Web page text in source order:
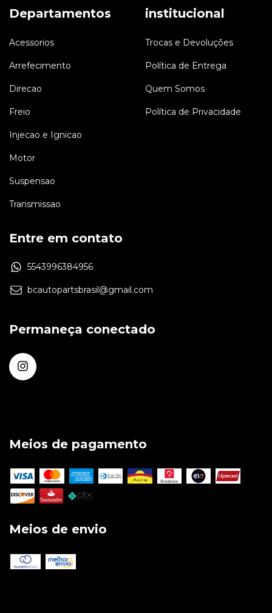
Departamentos
Acessorios
Arrefecimento
Direcao
Freio
Injecao e Ignicao
Motor
Suspensao
Transmissao
institucional
Trocas e Devoluções
Política de Entrega
Quem Somos
Política de Privacidade
Entre em contato
5543996384956
bcautopartsbrasil@gmail.com
Permaneça conectado
Meios de pagamento
Meios de envio